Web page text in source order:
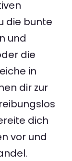
die bunte
und
die
in
dir zur
dich
vor und